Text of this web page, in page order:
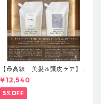
【最高級 美髪＆頭皮ケア】
＃イマヘアプレミアムshampo
o＆treatment【ヒト幹細胞細
胞エキス】【トステア配合】
¥12,540
5%OFF